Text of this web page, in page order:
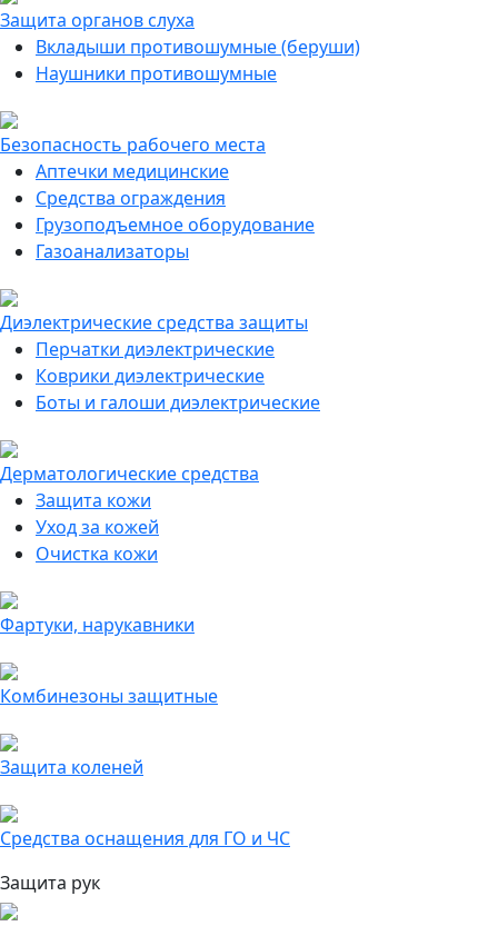
Защита органов слуха
Вкладыши противошумные (беруши)
Наушники противошумные
Безопасность рабочего места
Аптечки медицинские
Средства ограждения
Грузоподъемное оборудование
Газоанализаторы
Диэлектрические средства защиты
Перчатки диэлектрические
Коврики диэлектрические
Боты и галоши диэлектрические
Дерматологические средства
Защита кожи
Уход за кожей
Очистка кожи
Фартуки, нарукавники
Комбинезоны защитные
Защита коленей
Средства оснащения для ГО и ЧС
Защита рук